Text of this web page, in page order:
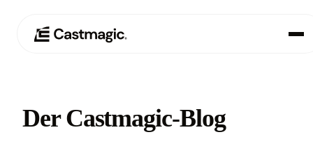
Anwendungsfälle
Der Castmagic-Blog